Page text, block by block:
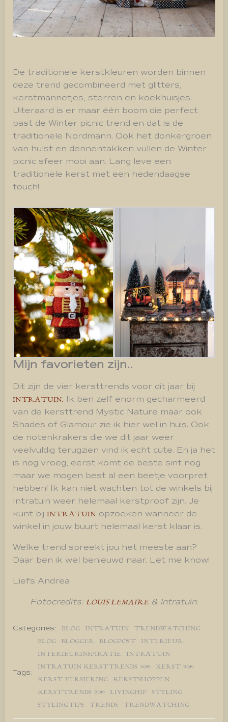
De traditionele kerstkleuren worden binnen
deze trend gecombineerd met glitters,
kerstmannetjes, sterren en koekhuisjes.
Uiteraard is er maar één boom die perfect
past de Winter picnic trend en dat is de
traditionele Nordmann. Ook het donkergroen
van hulst en dennentakken vullen de Winter
picnic sfeer mooi aan. Lang leve een
traditionele kerst met een hedendaagse
touch!
Mijn favorieten zijn..
Dit zijn de vier kersttrends voor dit jaar bij
INTRATUIN. Ik ben zelf enorm gecharmeerd
van de kersttrend Mystic Nature maar ook
Shades of Glamour zie ik hier wel in huis. Ook
de notenkrakers die we dit jaar weer
veelvuldig terugzien vind ik echt cute. En ja het
is nog vroeg, eerst komt de beste sint nog
maar we mogen best al een beetje voorpret
hebben! Ik kan niet wachten tot de winkels bij
Intratuin weer helemaal kerstproof zijn. Je
kunt bij INTRATUIN opzoeken wanneer de
winkel in jouw buurt helemaal kerst klaar is.
Welke trend spreekt jou het meeste aan?
Daar ben ik wel benieuwd naar. Let me know!
Liefs Andrea
Fotocredits: LOUIS LEMAIRE& Intratuin.
Categories: BLOG INTRATUIN TRENDWATCHING
Tags:
BLOG BLOGGER BLOGPOST
INTERIEUR
INTERIEURINSPIRATIE
INTRATUIN
INTRATUIN KERSTTRENDS 2019
KERST 2019
KERST VERSIERING
KERSTSHOPPEN
KERSTTRENDS 2019
LIVINGHIP
STYLING
STYLINGTIPS
TRENDS TRENDWATCHING